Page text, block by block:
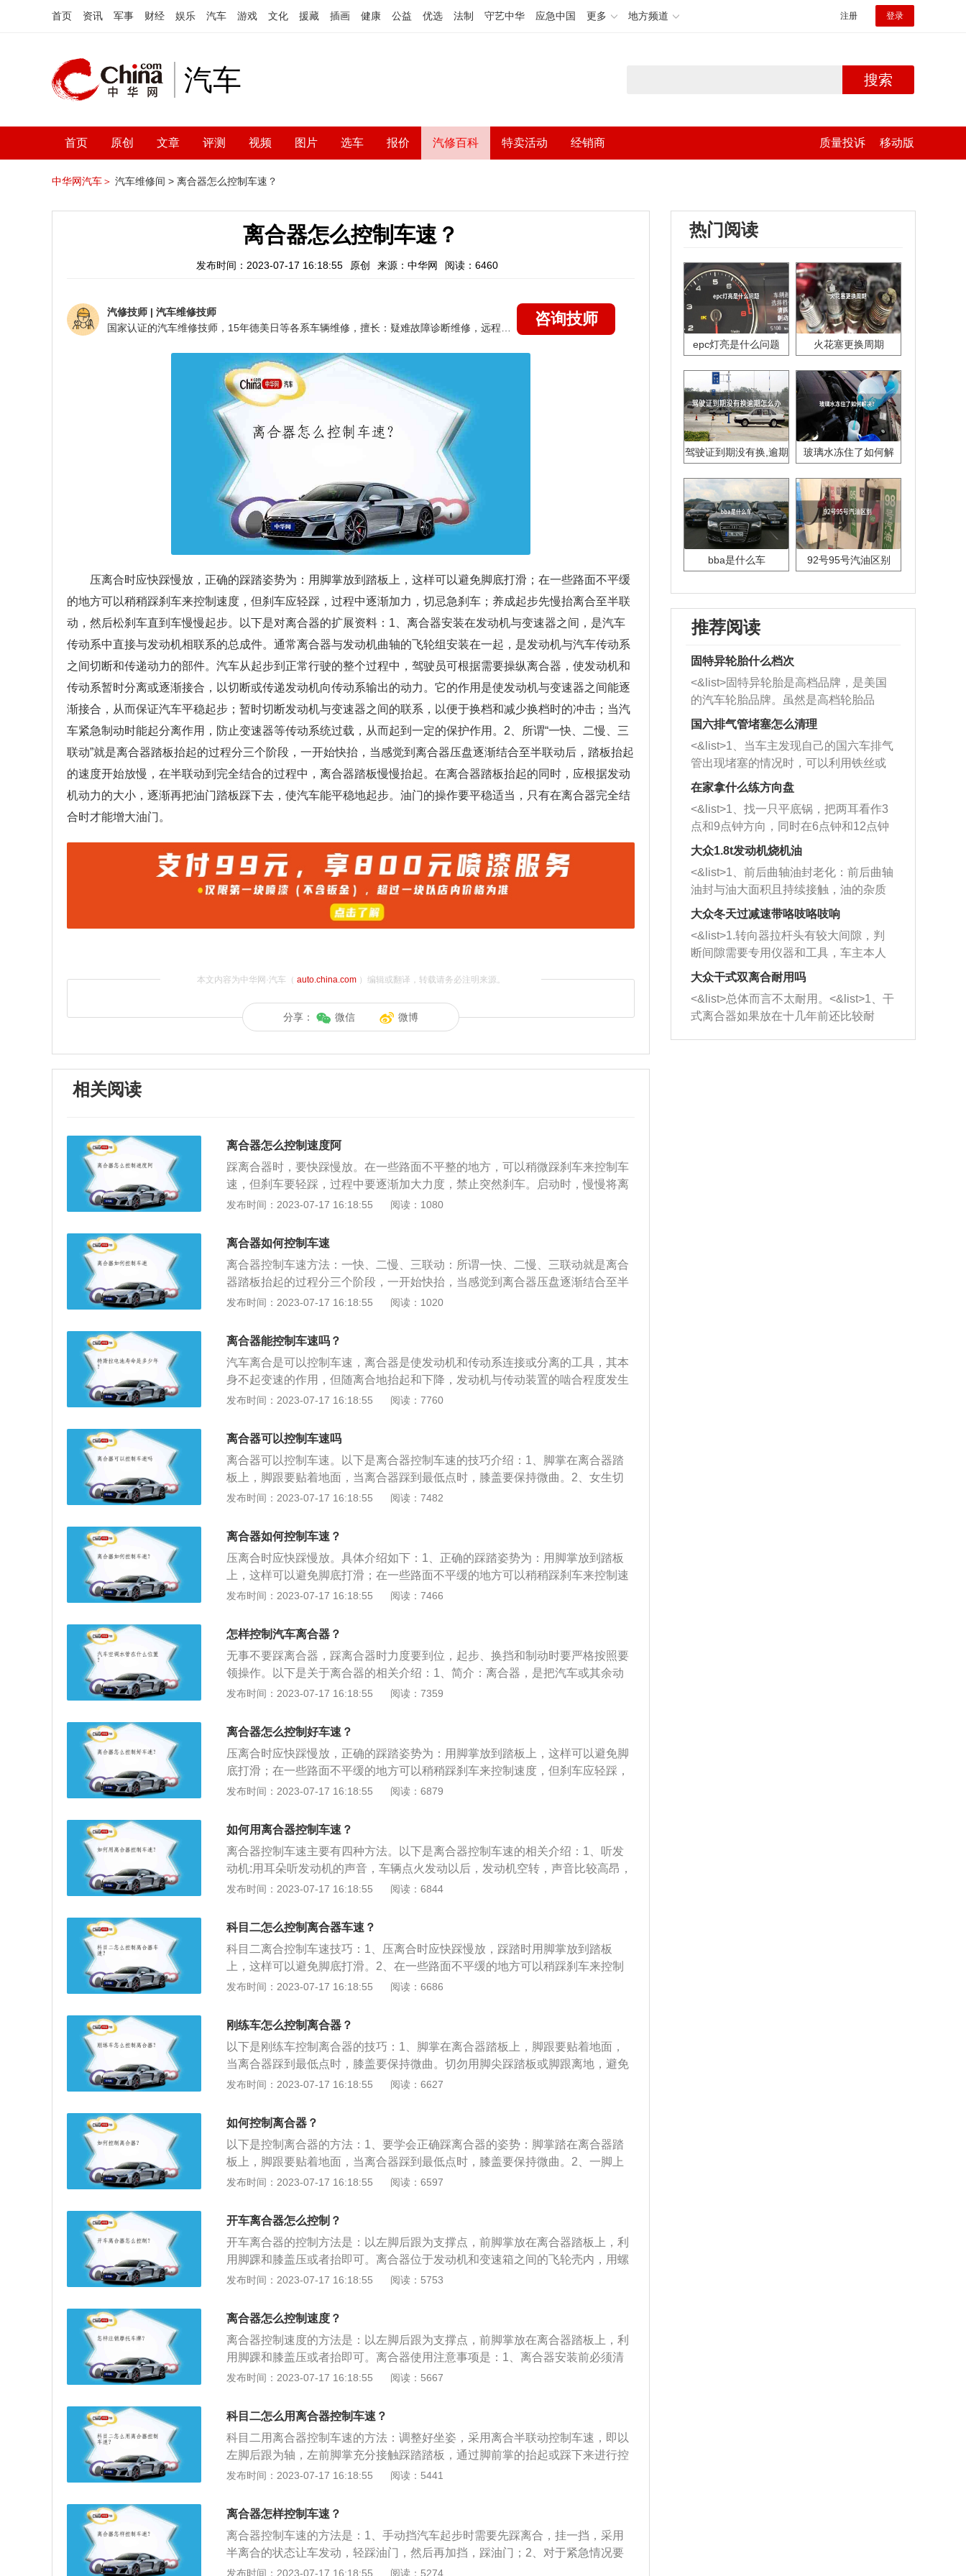
首页 资讯 军事 财经 娱乐 汽车 游戏 文化 援藏 插画 健康 公益 优选 法制 守艺中华 应急中国 更多 地方频道 注册 登录
汽车 搜索
首页 原创 文章 评测 视频 图片 选车 报价 汽修百科 特卖活动 经销商 质量投诉 移动版
中华网汽车＞ 汽车维修间 > 离合器怎么控制车速？
离合器怎么控制车速？
发布时间：2023-07-17 16:18:55 原创 来源：中华网 阅读：6460
汽修技师 | 汽车维修技师
咨询技师
压离合时应快踩慢放，正确的踩踏姿势为：用脚掌放到踏板上，这样可以避免脚底打滑；在一些路面不平缓
的地方可以稍稍踩刹车来控制速度，但刹车应轻踩，过程中逐渐加力，切忌急刹车；养成起步先慢抬离合至半联
动，然后松刹车直到车慢慢起步。以下是对离合器的扩展资料：1、离合器安装在发动机与变速器之间，是汽车
传动系中直接与发动机相联系的总成件。通常离合器与发动机曲轴的飞轮组安装在一起，是发动机与汽车传动系
之间切断和传递动力的部件。汽车从起步到正常行驶的整个过程中，驾驶员可根据需要操纵离合器，使发动机和
传动系暂时分离或逐渐接合，以切断或传递发动机向传动系输出的动力。它的作用是使发动机与变速器之间能逐
渐接合，从而保证汽车平稳起步；暂时切断发动机与变速器之间的联系，以便于换档和减少换档时的冲击；当汽
车紧急制动时能起分离作用，防止变速器等传动系统过载，从而起到一定的保护作用。2、所谓“一快、二慢、三
联动”就是离合器踏板抬起的过程分三个阶段，一开始快抬，当感觉到离合器压盘逐渐结合至半联动后，踏板抬起
的速度开始放慢，在半联动到完全结合的过程中，离合器踏板慢慢抬起。在离合器踏板抬起的同时，应根据发动
机动力的大小，逐渐再把油门踏板踩下去，使汽车能平稳地起步。油门的操作要平稳适当，只有在离合器完全结
合时才能增大油门。
本文内容为中华网·汽车（ auto.china.com）编辑或翻译，转载请务必注明来源。
分享： 微信 微博
相关阅读
离合器怎么控制速度阿
踩离合器时，要快踩慢放。在一些路面不平整的地方，可以稍微踩刹车来控制车
速，但刹车要轻踩，过程中要逐渐加大力度，禁止突然刹车。启动时，慢慢将离
合器提升到半联动，然后松开刹车，直到汽车慢慢启动。一速、二速、三联动，
逐渐与半联动结合时，踏板提升速度开始减慢。在半联动到全组合的过程中，离
合器踏板缓慢抬起。离合器踏板抬起时，应根据发动机功率逐渐踩下油门踏板，
使汽车平稳起步。油门操作要平稳恰当，只有离合器完全接合才能加大油门。
发布时间：2023-07-17 16:18:55 阅读：1080
离合器如何控制车速
离合器控制车速方法：一快、二慢、三联动：所谓一快、二慢、三联动就是离合
器踏板抬起的过程分三个阶段，一开始快抬，当感觉到离合器压盘逐渐结合至半
联动后，踏板抬起的速度开始放慢，在半联动到完全结合的过程中，离合器踏板
踏板踩下去，使汽车能平稳地起步。油门的操作要平稳适当，只有在离合器完全
结合时才能增大油门。正确的踩踏姿势为：用脚掌放到踏板上，这样可以避免脚
底打滑；在一些路面不平缓的地方可以稍稍踩刹车来控制速度，但刹车应轻踩，
过程中逐渐加力，切忌急刹车；养成起步先慢抬离合至半联动，然后松刹车直到
车慢慢起步的习惯。
发布时间：2023-07-17 16:18:55 阅读：1020
离合器能控制车速吗？
汽车离合是可以控制车速，离合器是使发动机和传动系连接或分离的工具，其本
身不起变速的作用，但随离合地抬起和下降，发动机与传动装置的啮合程度发生
变化，以此来控制车速。以下是用离合控制车速的方法：1、离合器控速应快踩
感知平路起步与斜坡起步的半联动行程：习惯半联动起步，先抬离合器到半联
动，然后松刹车。
发布时间：2023-07-17 16:18:55 阅读：7760
离合器可以控制车速吗
离合器可以控制车速。以下是离合器控制车速的技巧介绍：1、脚掌在离合器踏
板上，脚跟要贴着地面，当离合器踩到最低点时，膝盖要保持微曲。2、女生切
记不要穿高跟鞋，切勿用脚尖踩踏板或脚跟离地，避免力量不够或下滑。3、要
合器使用的注意事项介绍：1、车辆在正常行驶时，脚不可放在离合器踏板上。
2、行车时，不可使用半联动离合器，特殊情况下需要半联动时，应尽t缩短半联
动时间，以防止烧坏离合器摩擦片。3、离合器抬起的速度不可过猛，一般一挡
最慢，其他前进挡应稍快。
发布时间：2023-07-17 16:18:55 阅读：7482
离合器如何控制车速？
压离合时应快踩慢放。具体介绍如下：1、正确的踩踏姿势为：用脚掌放到踏板
上，这样可以避免脚底打滑；在一些路面不平缓的地方可以稍稍踩刹车来控制速
度，但刹车应轻踩，过程中逐渐加力，切忌急刹车；养成起步先慢抬离合至半联
三联动”就是离合器踏板抬起的过程分三个阶段，一开始快抬，当感觉到离合器压
盘逐渐结合至半联动后，踏板抬起的速度开始放慢，在半联动到完全结合的过程
中，离合器踏板慢慢抬起。在离合器踏板抬起的同时，应根据发动机动力的大
小，逐渐再把油门踏板踩下去，使汽车能平稳地起步。油门的操作要平稳适当，
只有在离合器完全结合时才能增大油门。
发布时间：2023-07-17 16:18:55 阅读：7466
怎样控制汽车离合器？
无事不要踩离合器，踩离合器时力度要到位，起步、换挡和制动时要严格按照要
领操作。以下是关于离合器的相关介绍：1、简介：离合器，是把汽车或其余动
力机械的引擎动力以开关的方式传递至车轴上的装置。2、分类：根据《中国离
器、磁粉离合器、摩擦式离合器和液力离合器四种。3、原理：对于手动挡的车
型而言，离合器是汽车动力系统的重要部件。离合器担负着将动力与发动机之间
进行切断与连接的工作。在城市道路或者复杂路段驾驶时，离合器成了使用最频
繁的部件之一，而离合器运用的好坏，直接体现了驾驶水平的高低，也起到了保
护车辆的效果。
发布时间：2023-07-17 16:18:55 阅读：7359
离合器怎么控制好车速？
压离合时应快踩慢放，正确的踩踏姿势为：用脚掌放到踏板上，这样可以避免脚
底打滑；在一些路面不平缓的地方可以稍稍踩刹车来控制速度，但刹车应轻踩，
过程中逐渐加力，切忌急刹车；起步先慢抬离合至半联动，然后松刹车直到车慢
车传动系中直接与发动机相联系的总成件。通常离合器与发动机曲轴的飞轮组安
装在一起，是发动机与汽车传动系之间切断和传递动力的部件。汽车从起步到正
常行驶的整个过程中，驾驶员可根据需要操纵离合器，使发动机和传动系暂时分
离或逐渐接合，以切断或传递发动机向传动系输出的动力。2、作用：它的作用
是使发动机与变速器之间能逐渐接合，从而保证汽车平稳起步；暂时切断发动机
分离作用，防止变速器等传动系统过载，从而起到一定的保护作用。
发布时间：2023-07-17 16:18:55 阅读：6879
如何用离合器控制车速？
离合器控制车速主要有四种方法。以下是离合器控制车速的相关介绍：1、听发
动机:用耳朵听发动机的声音，车辆点火发动以后，发动机空转，声音比较高昂，
当离合器抬到联动点的时候，发动机的转速明显下降，声音变低沉。2、感受踏
板会有一种轻微顶脚的感觉。3、感受车身:达到联动点时，传动系统部分联接，
车辆具备起动所需的部分动力，车身开始有所反应，车身和变速杆就会微微颤
抖。4、看转速:控制离合器时发动机转速会出现明显变化，因此可以通过观察转
速表来配合离合器的使用从而控制车速。
发布时间：2023-07-17 16:18:55 阅读：6844
科目二怎么控制离合器车速？
科目二离合控制车速技巧：1、压离合时应快踩慢放，踩踏时用脚掌放到踏板
上，这样可以避免脚底打滑。2、在一些路面不平缓的地方可以稍踩刹车来控制
速度，但刹车应轻踩，过程中逐渐加力，切忌急刹车。3、无论在平地还是半坡
松刹车直到车慢慢起步。4、停车时，先踩离合器，后踩刹车，停车回空挡后，
可先松离合器再松刹车。车速控制不好的原因：1、开车时紧张，一紧张就会一
下子放开或猛踩离合。2、离合器踏板踩踏方式不正确。3、平时过度依赖教练指
挥，独立性不强。4、穿的鞋不合适，不能感知离合器踏板的高低。
发布时间：2023-07-17 16:18:55 阅读：6686
刚练车怎么控制离合器？
以下是刚练车控制离合器的技巧：1、脚掌在离合器踏板上，脚跟要贴着地面，
当离合器踩到最低点时，膝盖要保持微曲。切勿用脚尖踩踏板或脚跟离地，避免
力量不够或下滑。要记住离合刹车油门位置，左脚离合，右脚控制油门和制动。
再慢慢的下压（减少动力输出：车身速度变慢）或是上抬离合（加强动力输出：
速度变快），以实现对车速的控制。3、由于离合器有行程，需要找到启动的临
界点，当离合器的行程接近临界点时，车身明显发生较大的抖动，此时，最为关
键的便是离合的上升一定要缓慢，车才不至于熄火，想要控制好车速，就需要找
到车离合器的临界点，这样便可以轻松控制好离合器。
发布时间：2023-07-17 16:18:55 阅读：6627
如何控制离合器？
以下是控制离合器的方法：1、要学会正确踩离合器的姿势：脚掌踏在离合器踏
板上，脚跟要贴着地面，当离合器踩到最低点时，膝盖要保持微曲。2、一脚上
去要达到半联动与空挡滑行的临界值之上，同车辆调解的临界点高低不同，如果
临界值，稍稍抬一点就已经是半联动状态，然后脚刹或手刹松掉，车辆即可启
动。3、控制的位置靠近半联动的极限值，车速会自己跑到怠速，因道路路面不
是绝对平整，有些路面有坑，有凹有凸，并且与地面的也摩擦力是不均匀的，就
必须将脚置于半联动与空档滑行的临界值附近来回微调，从而使车子在整个考试
过程中保持匀速行驶。4、离合器不要放得太快或刻意将发动机转数提升得过
发布时间：2023-07-17 16:18:55 阅读：6597
开车离合器怎么控制？
开车离合器的控制方法是：以左脚后跟为支撑点，前脚掌放在离合器踏板上，利
用脚踝和膝盖压或者抬即可。离合器位于发动机和变速箱之间的飞轮壳内，用螺
钉将离合器总成固定在飞轮的后平面上，离合器的输出轴就是变速箱的输入轴。
应拆开除去油污并用汽油清洗干净；2、少踩离合器防止离合器打滑、离合器片
烧蚀；3、检查摩擦片出现铆钉头、裂纹、破碎、大面积烧焦时应更换新的摩擦
片；4、离合器安装前必须清洗干净，去除防锈脂及杂物。
发布时间：2023-07-17 16:18:55 阅读：5753
离合器怎么控制速度？
离合器控制速度的方法是：以左脚后跟为支撑点，前脚掌放在离合器踏板上，利
用脚踝和膝盖压或者抬即可。离合器使用注意事项是：1、离合器安装前必须清
洗干净，去除防锈脂及杂物；2、离合器可同轴安装，也可以分轴安装，轴向必
线路，离合器电源为直流24伏；5、牙嵌式电磁离合器安装时，保证端面齿之间
有一定间隙，使空转时无磨齿现象。
发布时间：2023-07-17 16:18:55 阅读：5667
科目二怎么用离合器控制车速？
科目二用离合器控制车速的方法：调整好坐姿，采用离合半联动控制车速，即以
左脚后跟为轴，左前脚掌充分接触踩踏踏板，通过脚前掌的抬起或踩下来进行控
制。离合器半联动是当离合器踩到底时，动力与车辆完全分离；当离合器松到
传递给车辆。控制离合器操作要领如下：1、当需要换挡时，将离合器快速踩到
底，挂挡至相应位置；2、缓慢抬起踏板，当出现半联动时，停止动作，等车辆
开始行进后，再进行之后操作；3、以之前的半联动点为基准，微微踩下或抬起
踏板，来控制车速放慢或加快。
发布时间：2023-07-17 16:18:55 阅读：5441
离合器怎样控制车速？
离合器控制车速的方法是：1、手动挡汽车起步时需要先踩离合，挂一挡，采用
半离合的状态让车发动，轻踩油门，然后再加挡，踩油门；2、对于紧急情况要
先踩刹车，车速慢下来之后，再踩离合器，可以防止突然踩刹车而熄火。离合器
发布时间：2023-07-17 16:18:55 阅读：5274
热门阅读
epc灯亮是什么问题 火花塞更换周期
驾驶证到期没有换,逾期
玻璃水冻住了如何解
bba是什么车 92号95号汽油区别
推荐阅读
固特异轮胎什么档次
<&list>固特异轮胎是高档品牌，是美国
的汽车轮胎品牌。虽然是高档轮胎品
牌，但是中高低端的轮胎都有生产，这
也是为了更好的开拓市场。
国六排气管堵塞怎么清理
<&list>1、当车主发现自己的国六车排气
管出现堵塞的情况时，可以利用铁丝或
者是细棍，直接将杂物给取出来，如果
堵塞情况比较严重，也可以采取应急措
施。 <&list>2、直接利用木棍将所有的
杂物推到排气管里面的位置处，然后将
三元催化器拆解开，就可以将堵塞的东
西取出来。但如果是因为积碳过多引起
的堵塞，就需要将三元催化器泡在草酸
洗剂对堵塞的情况得到解决，将清洗剂
放在燃油箱中，与燃油混合后，车辆启
动时，就可以和汽油一起进入到燃烧
室，最后形成废气排出，就可以让三元
催化器得到清洗，排气管堵塞的情况就
能够得到解决。
在家拿什么练方向盘
<&list>1、找一只平底锅，把两耳看作3
点和9点钟方向，同时在6点钟和12点钟
方向做一个标记。 <&list>2、双手握住
一圈半的练习，往右同样也要打相同的
圈数。 <&list>3、最后强调要反复练
习，这样就可以形成肌肉记忆，在真实
驾驶车辆时，不需要记忆也能打好方
向。
大众1.8t发动机烧机油
<&list>1、前后曲轴油封老化：前后曲轴
油封与油大面积且持续接触，油的杂质
和发动机内持续温度变化使其密封效果
逐渐减弱，导致渗油或漏油。<&list>2、
活塞间隙过大：积碳会使活塞环与缸体
的间隙扩大，导致机油流入燃烧室中，
造成烧机油。<&list>3、机油粘度。使用
机油粘度过小的话，同样会有烧机油现
象，机油粘度过小具有很好的流动性，
大众冬天过减速带咯吱咯吱响
<&list>1.转向器拉杆头有较大间隙，判
断间隙需要专用仪器和工具，车主本人
无法制作，需要将车辆送到修理厂或4s
店；<&list>2.车辆半轴套管防尘罩破
裂，破裂后会出现漏油现象，使半轴磨
损严重，磨损的半轴容易损坏，产生异
响；<&list>3.稳定器的转向胶套和球头
大众干式双离合耐用吗
<&list>总体而言不太耐用。<&list>1、干
式离合器如果放在十几年前还比较耐